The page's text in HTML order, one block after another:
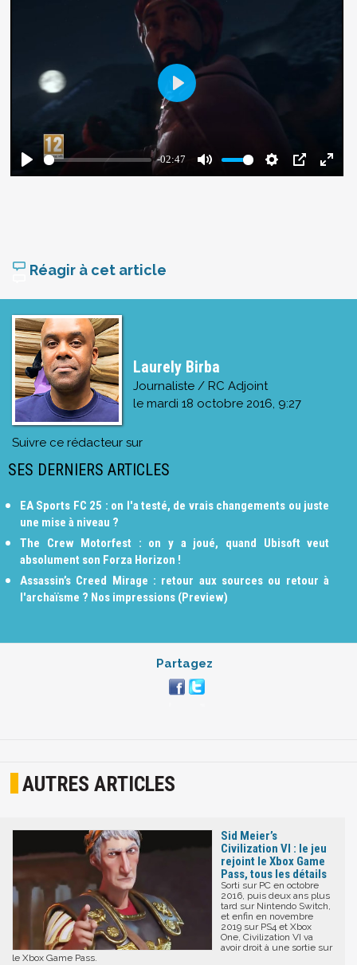
Réagir à cet article
Laurely Birba
Journaliste / RC Adjoint
le mardi 18 octobre 2016, 9:27
Suivre ce rédacteur sur
SES DERNIERS ARTICLES
EA Sports FC 25 : on l'a testé, de vrais changements ou juste
une mise à niveau ?
The Crew Motorfest : on y a joué, quand Ubisoft veut
absolument son Forza Horizon !
Assassin’s Creed Mirage : retour aux sources ou retour à
l'archaïsme ? Nos impressions (Preview)
Partagez
AUTRES ARTICLES
Sid Meier’s
Civilization VI : le jeu
rejoint le Xbox Game
Pass, tous les détails
Sorti sur PC en octobre
2016, puis deux ans plus
tard sur Nintendo Switch,
et enfin en novembre
2019 sur PS4 et Xbox
One, Civilization VI va
avoir droit à une sortie sur
le Xbox Game Pass.